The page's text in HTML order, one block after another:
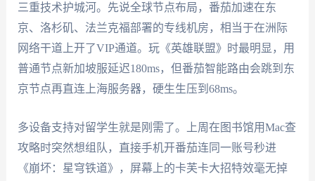
三重技术护城河。先说全球节点布局，番茄加速在东
京、洛杉矶、法兰克福部署的专线机房，相当于在洲际
网络干道上开了VIP通道。玩《英雄联盟》时最明显，用
普通节点新加坡服延迟180ms，但番茄智能路由会跳到东
京节点再直连上海服务器，硬生生压到68ms。
多设备支持对留学生就是刚需了。上周在图书馆用Mac查
攻略时突然想组队，直接手机开番茄连同一账号秒进
《崩坏：星穹铁道》，屏幕上的卡芙卡大招特效毫无掉